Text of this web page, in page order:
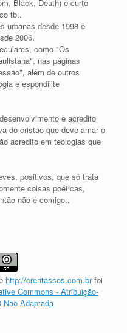
Black, Death) e curte
tb..
urbanas desde 1998 e
2006.
como "Os
nas páginas
além de outros
e espondilite
e acredito
do cristão que deve amar o
acredito em teologias que
positivos, que só trata
coisas poéticas,
não é comigo..
http://crentassos.com.brfoi
Commons - Atribuição-
Não Adaptada